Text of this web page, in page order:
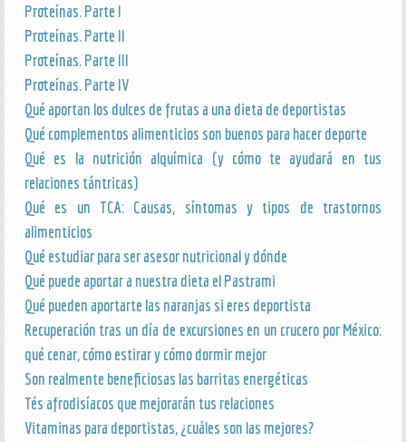
Proteínas. Parte I
Proteínas. Parte II
Proteínas. Parte III
Proteínas. Parte IV
Qué aportan los dulces de frutas a una dieta de deportistas
Qué complementos alimenticios son buenos para hacer deporte
Qué es la nutrición alquímica (y cómo te ayudará en tus
relaciones tántricas)
Qué es un TCA: Causas, síntomas y tipos de trastornos
alimenticios
Qué estudiar para ser asesor nutricional y dónde
Qué puede aportar a nuestra dieta el Pastrami
Qué pueden aportarte las naranjas si eres deportista
Recuperación tras un día de excursiones en un crucero por México:
qué cenar, cómo estirar y cómo dormir mejor
Son realmente beneficiosas las barritas energéticas
Tés afrodisíacos que mejorarán tus relaciones
Vitaminas para deportistas, ¿cuáles son las mejores?